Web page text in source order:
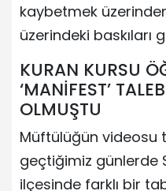
kaybetmek
üzerindeki baskıları
KURAN KURSU
‘MANİFEST’
OLMUŞTU
Müftülüğün videosu
geçtiğimiz günlerde
ilçesinde farklı bir